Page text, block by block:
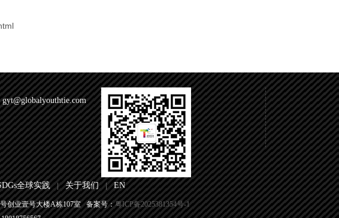
全球实践 | 关于我们 | EN
创业壹号大楼A栋107室 备案号：粤ICP备2025381354号-1